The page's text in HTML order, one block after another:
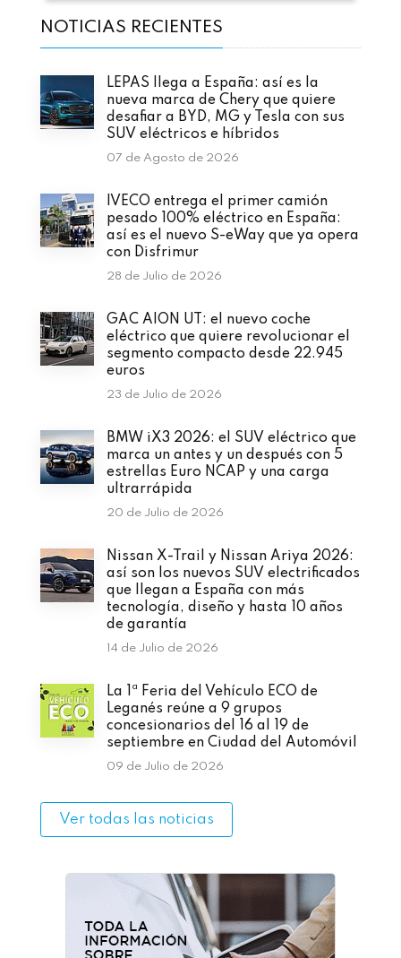
NOTICIAS RECIENTES
LEPAS llega a España: así es la
nueva marca de Chery que quiere
desafiar a BYD, MG y Tesla con sus
SUV eléctricos e híbridos
07 de Agosto de 2026
IVECO entrega el primer camión
pesado 100% eléctrico en España:
así es el nuevo S-eWay que ya opera
con Disfrimur
28 de Julio de 2026
GAC AION UT: el nuevo coche
eléctrico que quiere revolucionar el
segmento compacto desde 22.945
euros
23 de Julio de 2026
BMW iX3 2026: el SUV eléctrico que
marca un antes y un después con 5
estrellas Euro NCAP y una carga
ultrarrápida
20 de Julio de 2026
Nissan X-Trail y Nissan Ariya 2026:
así son los nuevos SUV electrificados
que llegan a España con más
tecnología, diseño y hasta 10 años
de garantía
14 de Julio de 2026
La 1ª Feria del Vehículo ECO de
Leganés reúne a 9 grupos
concesionarios del 16 al 19 de
septiembre en Ciudad del Automóvil
09 de Julio de 2026
Ver todas las noticias